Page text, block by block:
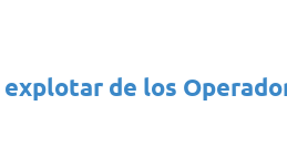
explotar de los